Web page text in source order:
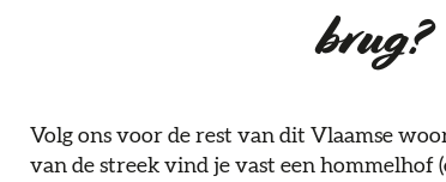
brug?
Volg ons voor de rest van dit Vlaamse
van de streek vind je vast een hommelhof